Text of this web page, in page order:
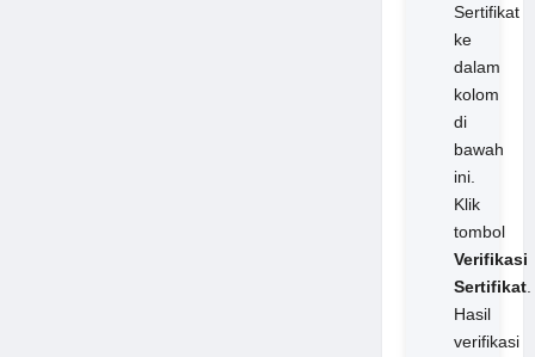
Sertifikat
ke
dalam
kolom
di
bawah
ini.
Klik
tombol
Verifikasi
Sertifikat.
Hasil
verifikasi